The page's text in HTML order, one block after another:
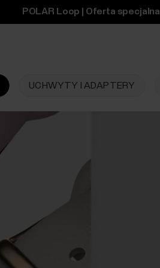
POLAR Loop | Oferta specjalna
UCHWYTY I ADAPTERY